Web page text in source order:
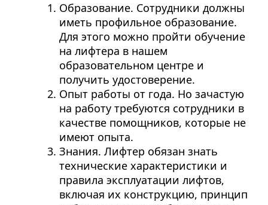
Образование. Сотрудники должны
иметь профильное образование.
Для этого можно пройти обучение
на лифтера в нашем
образовательном центре и
получить удостоверение.
Опыт работы от года. Но зачастую
на работу требуются сотрудники в
качестве помощников, которые не
имеют опыта.
Знания. Лифтер обязан знать
технические характеристики и
правила эксплуатации лифтов,
включая их конструкцию, принцип